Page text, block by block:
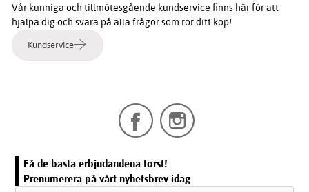
Vår kunniga och tillmötesgående kundservice finns här för att
hjälpa dig och svara på alla frågor som rör ditt köp!
Kundservice
Få de bästa erbjudandena först!
Prenumerera på vårt nyhetsbrev idag